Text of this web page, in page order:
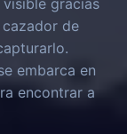
de
embarca en
encontrar a